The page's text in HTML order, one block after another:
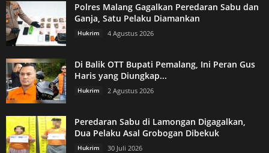
Polres Malang Gagalkan Peredaran Sabu dan
Ganja, Satu Pelaku Diamankan
Hukrim 4 Agustus 2026
Di Balik OTT Bupati Pemalang, Ini Peran Gus
Haris yang Diungkap...
Hukrim 2 Agustus 2026
Peredaran Sabu di Lamongan Digagalkan,
Dua Pelaku Asal Grobogan Dibekuk
Hukrim 30 Juli 2026